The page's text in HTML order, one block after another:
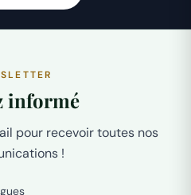
informé
pour recevoir toutes nos
!